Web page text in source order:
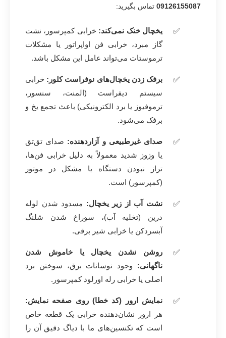
09126155087 تماس بگیرید:
یخچال خنک نمی‌کند: خرابی کمپرسور، نشت
گاز مبرد، خرابی فن اواپراتور یا مشکلات
ترموستات می‌تواند عامل این مشکل باشد.
برفک زدن یخچال‌های نوفراست کلور: خرابی
سیستم دیفراست (المنت، سنسور،
ترموفیوز یا برد الکترونیکی) باعث تجمع یخ و
برفک می‌شود.
صدای غیرطبیعی و آزاردهنده: صدای تق‌تق
یا وزوز شدید معمولاً به دلیل خرابی فن‌ها،
تراز نبودن دستگاه یا مشکل در موتور
(کمپرسور) است.
نشت آب از زیر یخچال: مسدود شدن لوله
درین (تخلیه آب)، سوراخ شدن شلنگ
آبسردکن یا خرابی شیر برقی.
روشن نشدن یخچال یا خاموش شدن
ناگهانی: وجود نوسانات برق، سوختن برد
اصلی یا خرابی رله اورلود کمپرسور.
نمایش ارور (کد خطا) روی صفحه نمایش:
هر ارور نشان‌دهنده خرابی یک قطعه خاص
است که تکنسین‌های ما با دیاگ دقیق آن را